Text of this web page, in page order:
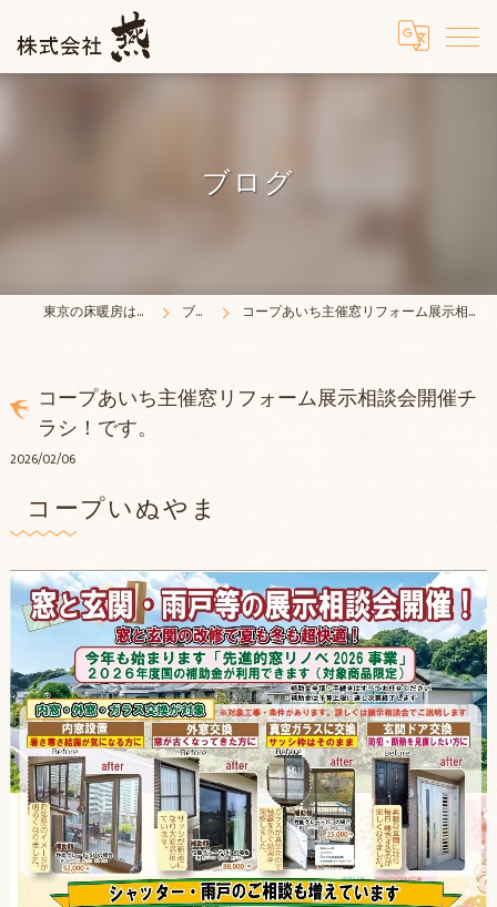
ブログ
東京の床暖房は株式会社燕 ブログ コープあいち主催窓リフォーム展示相談会開催チラシ！です。
コープあいち主催窓リフォーム展示相談会開催チ
ラシ！です。
2026/02/06
コープいぬやま